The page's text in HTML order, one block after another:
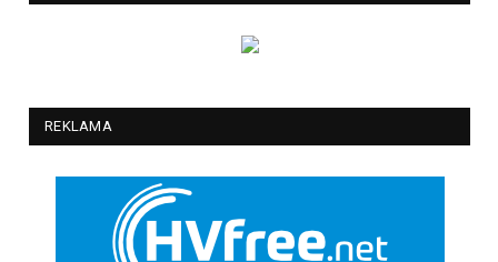
REKLAMA